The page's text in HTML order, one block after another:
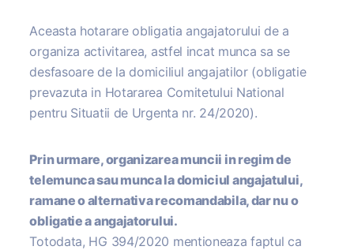
Aceasta hotarare obligatia angajatorului de a
organiza activitarea, astfel incat munca sa se
desfasoare de la domiciliul angajatilor (obligatie
prevazuta in Hotararea Comitetului National
pentru Situatii de Urgenta nr. 24/2020).
Prin urmare, organizarea muncii in regim de
telemunca sau munca la domiciul angajatului,
ramane o alternativa recomandabila, dar nu o
obligatie a angajatorului.
Totodata, HG 394/2020 mentioneaza faptul ca